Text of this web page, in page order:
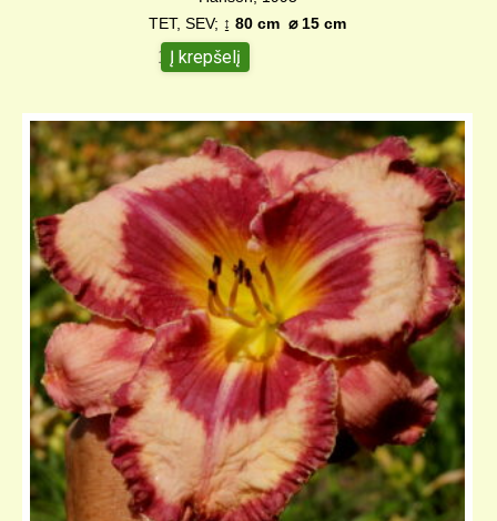
TET, SEV; ↨ 80 cm ⌀ 15 cm
10,00€
Į krepšelį